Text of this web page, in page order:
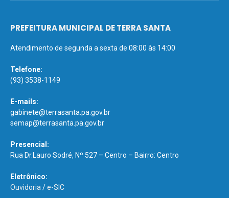
PREFEITURA MUNICIPAL DE TERRA SANTA
Atendimento de segunda a sexta de 08:00 às 14:00
Telefone:
(93) 3538-1149
E-mails:
gabinete@terrasanta.pa.gov.br
semap@terrasanta.pa.gov.br
Presencial:
Rua Dr.Lauro Sodré, Nº 527 – Centro – Bairro: Centro
Eletrônico:
Ouvidoria /e-SIC